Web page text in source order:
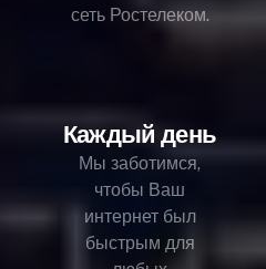
сеть Ростелеком.
Каждый день
Мы заботимся,
чтобы Ваш
интернет был
быстрым для